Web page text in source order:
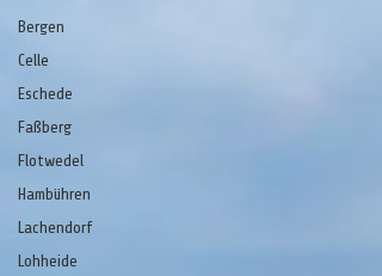
Bergen
Celle
Eschede
Faßberg
Flotwedel
Hambühren
Lachendorf
Lohheide